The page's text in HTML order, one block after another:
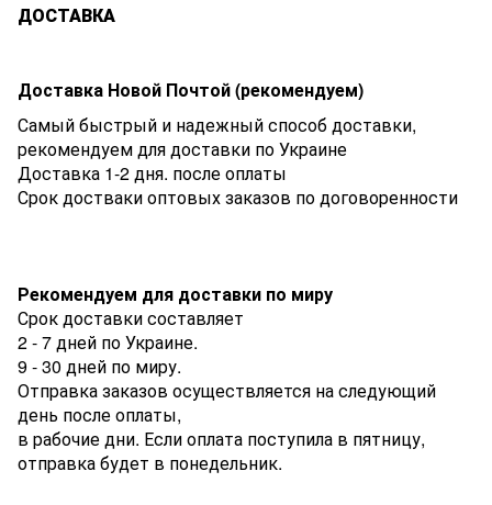
ДОСТАВКА
Доставка Новой Почтой (рекомендуем)
Самый быстрый и надежный способ доставки,
рекомендуем для доставки по Украине
Доставка 1-2 дня. после оплаты
Срок достваки оптовых заказов по договоренности
Рекомендуем для доставки по миру
Срок доставки составляет
2 - 7 дней по Украине.
9 - 30 дней по миру.
Отправка заказов осуществляется на следующий
день после оплаты,
в рабочие дни. Если оплата поступила в пятницу,
отправка будет в понедельник.